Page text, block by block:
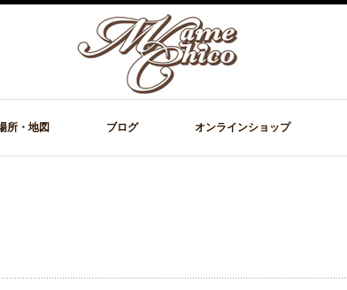
所・地図 ブログ オンラインショップ